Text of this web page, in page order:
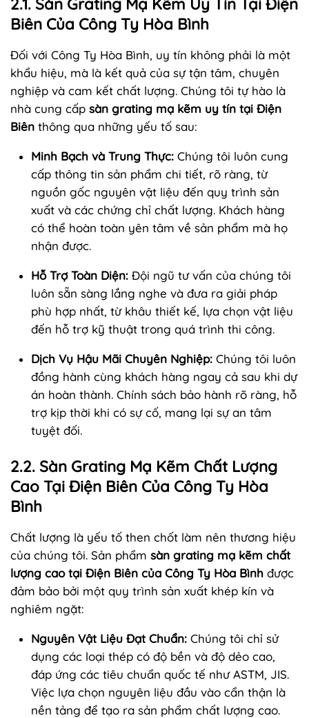
Biên Của Công Ty Hòa Bình
Đối với Công Ty Hòa Bình, uy tín không phải là một
khẩu hiệu, mà là kết quả của sự tận tâm, chuyên
nghiệp và cam kết chất lượng. Chúng tôi tự hào là
nhà cung cấp sàn grating mạ kẽm uy tín tại Điện
Biên thông qua những yếu tố sau:
Minh Bạch và Trung Thực: Chúng tôi luôn cung
cấp thông tin sản phẩm chi tiết, rõ ràng, từ
nguồn gốc nguyên vật liệu đến quy trình sản
xuất và các chứng chỉ chất lượng. Khách hàng
có thể hoàn toàn yên tâm về sản phẩm mà họ
nhận được.
Hỗ Trợ Toàn Diện: Đội ngũ tư vấn của chúng tôi
luôn sẵn sàng lắng nghe và đưa ra giải pháp
phù hợp nhất, từ khâu thiết kế, lựa chọn vật liệu
đến hỗ trợ kỹ thuật trong quá trình thi công.
Dịch Vụ Hậu Mãi Chuyên Nghiệp: Chúng tôi luôn
đồng hành cùng khách hàng ngay cả sau khi dự
án hoàn thành. Chính sách bảo hành rõ ràng, hỗ
trợ kịp thời khi có sự cố, mang lại sự an tâm
tuyệt đối.
2.2. Sàn Grating Mạ Kẽm Chất Lượng
Cao Tại Điện Biên Của Công Ty Hòa
Bình
Chất lượng là yếu tố then chốt làm nên thương hiệu
của chúng tôi. Sản phẩm sàn grating mạ kẽm chất
lượng cao tại Điện Biên của Công Ty Hòa Bình được
đảm bảo bởi một quy trình sản xuất khép kín và
nghiêm ngặt:
Nguyên Vật Liệu Đạt Chuẩn: Chúng tôi chỉ sử
dụng các loại thép có độ bền và độ dẻo cao,
đáp ứng các tiêu chuẩn quốc tế như ASTM, JIS.
Việc lựa chọn nguyên liệu đầu vào cẩn thận là
nền tảng để tạo ra sản phẩm chất lượng cao.